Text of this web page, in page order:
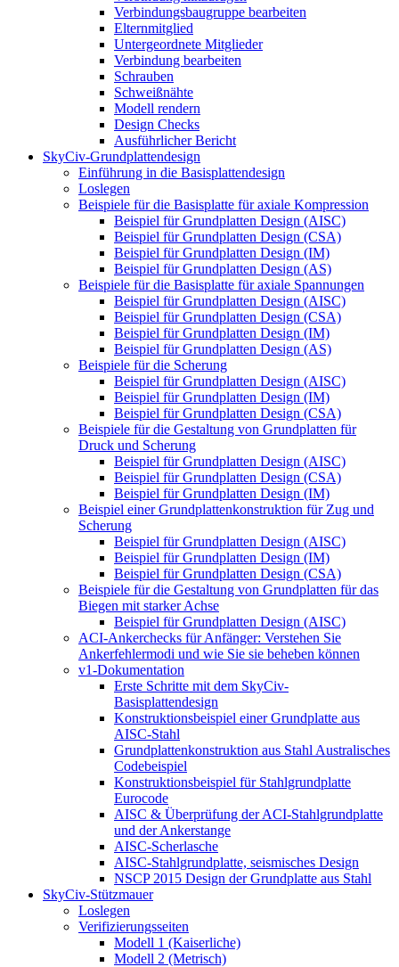
Verbindungsbaugruppe bearbeiten
Elternmitglied
Untergeordnete Mitglieder
Verbindung bearbeiten
Schrauben
Schweißnähte
Modell rendern
Design Checks
Ausführlicher Bericht
SkyCiv-Grundplattendesign
Einführung in die Basisplattendesign
Loslegen
Beispiele für die Basisplatte für axiale Kompression
Beispiel für Grundplatten Design (AISC)
Beispiel für Grundplatten Design (CSA)
Beispiel für Grundplatten Design (IM)
Beispiel für Grundplatten Design (AS)
Beispiele für die Basisplatte für axiale Spannungen
Beispiel für Grundplatten Design (AISC)
Beispiel für Grundplatten Design (CSA)
Beispiel für Grundplatten Design (IM)
Beispiel für Grundplatten Design (AS)
Beispiele für die Scherung
Beispiel für Grundplatten Design (AISC)
Beispiel für Grundplatten Design (IM)
Beispiel für Grundplatten Design (CSA)
Beispiele für die Gestaltung von Grundplatten für
Druck und Scherung
Beispiel für Grundplatten Design (AISC)
Beispiel für Grundplatten Design (CSA)
Beispiel für Grundplatten Design (IM)
Beispiel einer Grundplattenkonstruktion für Zug und
Scherung
Beispiel für Grundplatten Design (AISC)
Beispiel für Grundplatten Design (IM)
Beispiel für Grundplatten Design (CSA)
Beispiele für die Gestaltung von Grundplatten für das
Biegen mit starker Achse
Beispiel für Grundplatten Design (AISC)
ACI-Ankerchecks für Anfänger: Verstehen Sie
Ankerfehlermodi und wie Sie sie beheben können
v1-Dokumentation
Erste Schritte mit dem SkyCiv-
Basisplattendesign
Konstruktionsbeispiel einer Grundplatte aus
AISC-Stahl
Grundplattenkonstruktion aus Stahl Australisches
Codebeispiel
Konstruktionsbeispiel für Stahlgrundplatte
Eurocode
AISC & Überprüfung der ACI-Stahlgrundplatte
und der Ankerstange
AISC-Scherlasche
AISC-Stahlgrundplatte, seismisches Design
NSCP 2015 Design der Grundplatte aus Stahl
SkyCiv-Stützmauer
Loslegen
Verifizierungsseiten
Modell 1 (Kaiserliche)
Modell 2 (Metrisch)